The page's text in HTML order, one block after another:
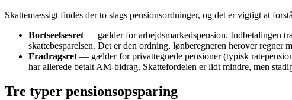
Skattemæssigt findes der to slags pensionsordninger, og det er vigtigt at
Bortseelsesret — gælder for arbejdsmarkedspension. Indbetalingen
skattebesparelsen. Det er den ordning, lønberegneren herover regner
Fradragsret — gælder for privattegnede pensioner (typisk
har allerede betalt AM-bidrag. Skattefordelen er lidt mindre, men
Tre typer pensions­opsparing